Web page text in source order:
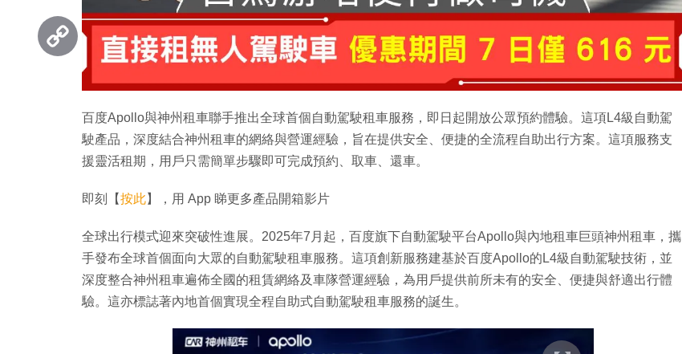
百度Apollo與神州租車聯手推出全球首個自動駕駛租車服務，即日起開放公眾預約體驗。這項L4級自動駕
駛產品，深度結合神州租車的網絡與營運經驗，旨在提供安全、便捷的全流程自助出行方案。這項服務支
援靈活租期，用戶只需簡單步驟即可完成預約、取車、還車。
即刻【按此】，用 App 睇更多產品開箱影片
全球出行模式迎來突破性進展。2025年7月起，百度旗下自動駕駛平台Apollo與內地租車巨頭神州租車，攜
手發布全球首個面向大眾的自動駕駛租車服務。這項創新服務建基於百度Apollo的L4級自動駕駛技術，並
深度整合神州租車遍佈全國的租賃網絡及車隊營運經驗，為用戶提供前所未有的安全、便捷與舒適出行體
驗。這亦標誌著內地首個實現全程自助式自動駕駛租車服務的誕生。
Threads
Copy